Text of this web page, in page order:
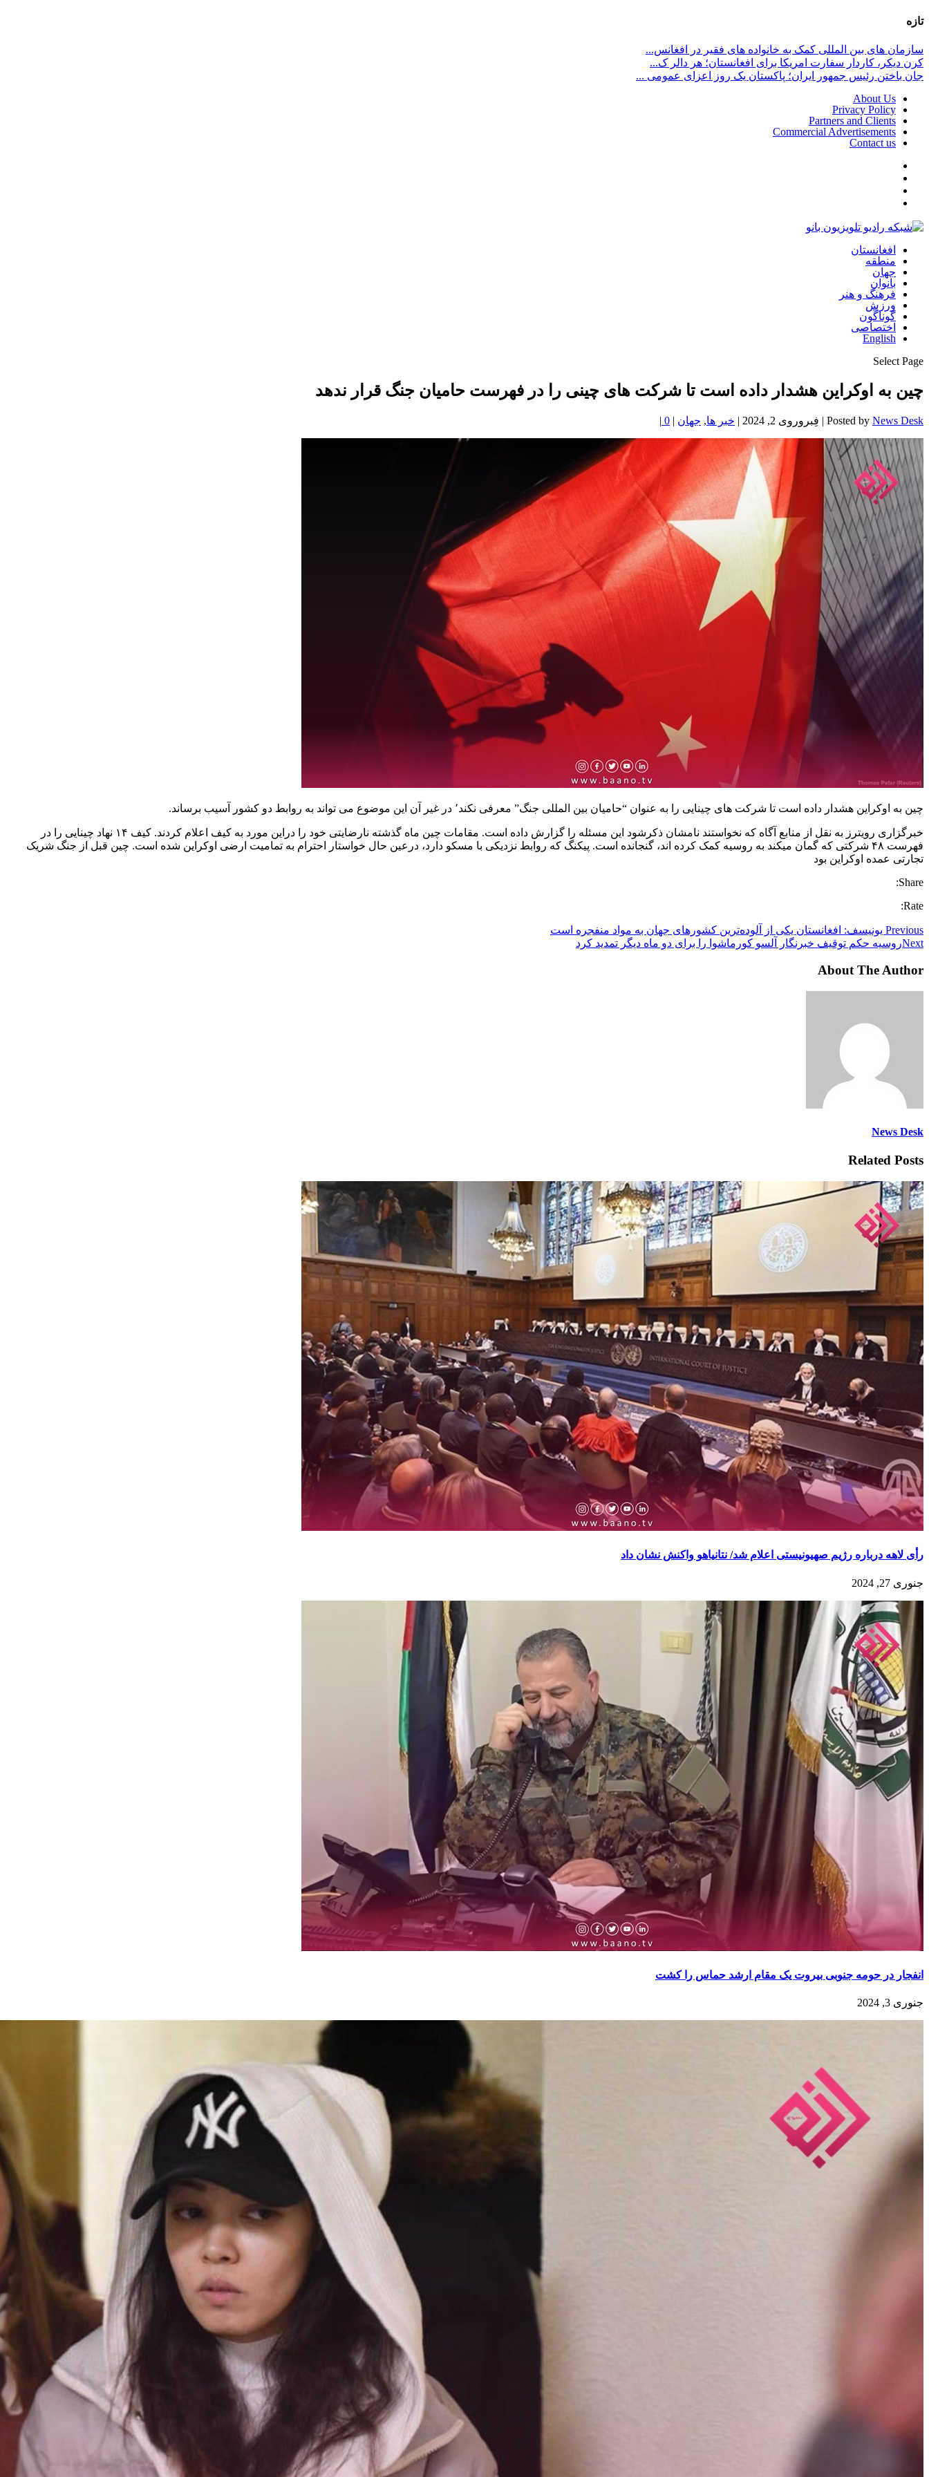
تازه
سازمان های بین المللی کمک به خانواده های فقیر در افغانس...
کرن دیکر، کاردار سفارت امریکا برای افغانستان؛ هر دالر ک...
جان باختن رئیس جمهور ایران؛ پاکستان یک روز اعزای عمومی ...
About Us
Privacy Policy
Partners and Clients
Commercial Advertisements
Contact us
افغانستان
منطقه
جهان
بانوان
فرهنگ و هنر
ورزش
گوناگون
اختصاصی
English
Select Page
چین به اوکراین هشدار داده است تا شرکت های چینی را در فهرست حامیان جنگ قرار ندهد
Posted by News Desk
| فِبروروی 2, 2024 | خبر ها, جهان |
0
|
چین به اوکراین هشدار داده است تا شرکت های چینایی را به عنوان “حامیان بین المللی جنگ” معرفی نکند٬ در غیر آن این موضوع می تواند به روابط دو کشور آسیب برساند.
خبرگزاری رویترز به نقل از منابع آگاه که نخواستند نامشان ذکرشود این مسئله را گزارش داده است. مقامات چین ماه گذشته نارضایتی خود را دراین مورد به کیف اعلام کردند. کیف ۱۴ نهاد چینایی را در
فهرست ۴۸ شرکتی که گمان میکند به روسیه کمک کرده اند، گنجانده است. پیکنگ که روابط نزدیکی با مسکو دارد، درعین حال خواستار احترام به تمامیت ارضی اوکراین شده است. چین قبل از جنگ شریک
تجارتی عمده اوکراین بود
Share:
Rate:
Previous یونیسف: افغانستان یکی از آلوده‌ترین کشورهای جهان به مواد منفجره است
Nextروسیه حکم توقیف خبرنگار آلسو کورماشوا را برای دو ماه دیگر تمدید کرد
About The Author
News Desk
Related Posts
رأی لاهه درباره رژیم صهیونیستی اعلام شد/ نتانیاهو واکنش نشان داد
جنوری 27, 2024
انفجار در حومه جنوبی بیروت یک مقام ارشد حماس را کشت
جنوری 3, 2024